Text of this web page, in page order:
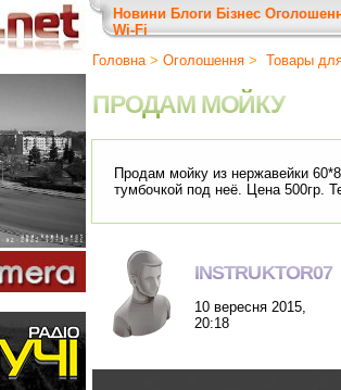
Новини Блоги Бізнес
Wi-Fi
Головна> Оголошення > Товары
ПРОДАМ МОЙКУ
Продам мойку из нержавейки
тумбочкой под неё. Цена 500гр.
INSTRUKTOR07
10 вересня 2015,
20:18